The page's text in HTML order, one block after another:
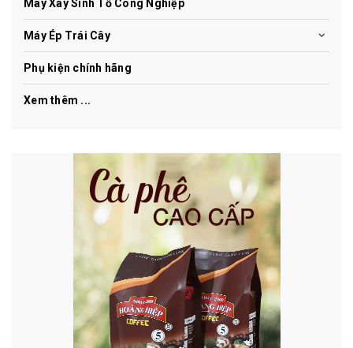
Máy Xay Sinh Tố Công Nghiệp
Máy Ép Trái Cây
Phụ kiện chính hãng
Xem thêm ...